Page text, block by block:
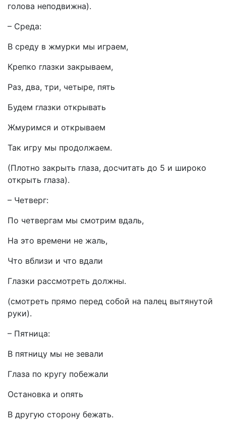
голова неподвижна).
– Среда:
В среду в жмурки мы играем,
Крепко глазки закрываем,
Раз, два, три, четыре, пять
Будем глазки открывать
Жмуримся и открываем
Так игру мы продолжаем.
(Плотно закрыть глаза, досчитать до 5 и широко
открыть глаза).
– Четверг:
По четвергам мы смотрим вдаль,
На это времени не жаль,
Что вблизи и что вдали
Глазки рассмотреть должны.
(смотреть прямо перед собой на палец вытянутой
руки).
– Пятница:
В пятницу мы не зевали
Глаза по кругу побежали
Остановка и опять
В другую сторону бежать.